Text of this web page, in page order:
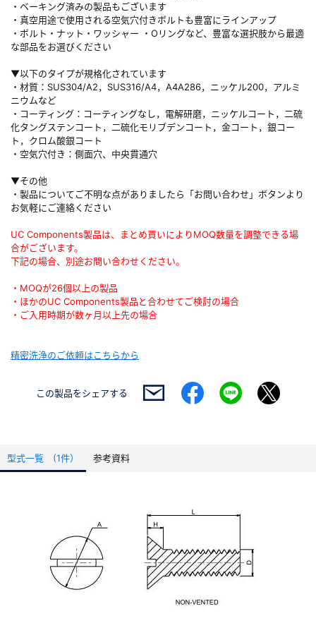
・ベーキング済みの製品もございます
・真空用途で使用される空気穴付きボルトも豊富にラインアップ
・ボルト・ナット・ワッシャー ・Oリングなど、豊富な選択肢から最適
な部品をお選びください
▼以下のタイプが規格化されています
・材質：SUS304/A2，SUS316/A4，A4A286，ニッケル200，アルミ
ニウムなど
・コーティング：コーティングなし，電解研磨，ニッケルコート，二硫
化タングステンコート，二硫化モリブデンコート，金コート，銀コー
ト，クロム酸銀コート
・空気穴付き：側面穴、中央貫通穴
▼その他
・製品についてご不明な点がありましたら「お問い合わせ」ボタンより
お気軽にご連絡ください
UC Components製品は、まとめ買いによりMOQ数量を調整できる場
合がございます。
下記の場合、別途お問い合わせください。
・MOQが26個以上の製品
・ほかのUC Components製品と合わせてご検討の場合
・ご入用時期が数ヶ月以上先の場合
精密洗浄のご依頼はこちらから
この製品をシェアする
型式一覧 (1件） 参考資料